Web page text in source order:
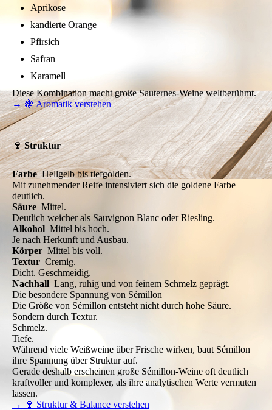
Aprikose
kandierte Orange
Pfirsich
Safran
Karamell
Diese Kombination macht große Sauternes-Weine weltberühmt.
→ 🍇 Aromatik verstehen
🍷 Struktur
Farbe Hellgelb bis tiefgolden.
Mit zunehmender Reife intensiviert sich die goldene Farbe
deutlich.
Säure Mittel.
Deutlich weicher als Sauvignon Blanc oder Riesling.
Alkohol Mittel bis hoch.
Je nach Herkunft und Ausbau.
Körper Mittel bis voll.
Textur Cremig.
Dicht. Geschmeidig.
Nachhall Lang, ruhig und von feinem Schmelz geprägt.
Die besondere Spannung von Sémillon
Die Größe von Sémillon entsteht nicht durch hohe Säure.
Sondern durch Textur.
Schmelz.
Tiefe.
Während viele Weißweine über Frische wirken, baut Sémillon
ihre Spannung über Struktur auf.
Gerade deshalb erscheinen große Sémillon-Weine oft deutlich
kraftvoller und komplexer, als ihre analytischen Werte vermuten
lassen.
→ 🍷 Struktur & Balance verstehen